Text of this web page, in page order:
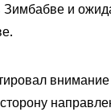
Зимбабве и